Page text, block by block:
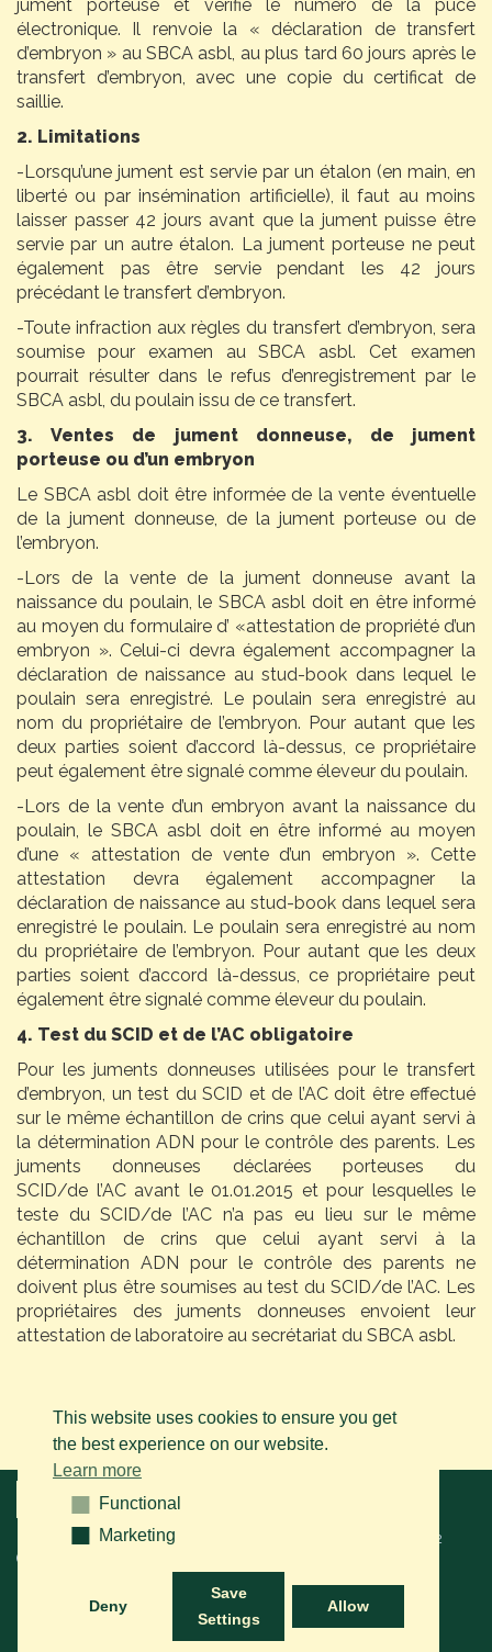
jument porteuse et vérifie le numéro de la puce
électronique. Il renvoie la « déclaration de transfert
d’embryon » au SBCA asbl, au plus tard 60 jours après le
transfert d’embryon, avec une copie du certificat de
saillie.
2. Limitations
-Lorsqu’une jument est servie par un étalon (en main, en
liberté ou par insémination artificielle), il faut au moins
laisser passer 42 jours avant que la jument puisse être
servie par un autre étalon. La jument porteuse ne peut
également pas être servie pendant les 42 jours
précédant le transfert d’embryon.
-Toute infraction aux règles du transfert d’embryon, sera
soumise pour examen au SBCA asbl. Cet examen
pourrait résulter dans le refus d’enregistrement par le
SBCA asbl, du poulain issu de ce transfert.
3. Ventes de jument donneuse, de jument
porteuse ou d’un embryon
Le SBCA asbl doit être informée de la vente éventuelle
de la jument donneuse, de la jument porteuse ou de
l’embryon.
-Lors de la vente de la jument donneuse avant la
naissance du poulain, le SBCA asbl doit en être informé
au moyen du formulaire d’ «attestation de propriété d’un
embryon ». Celui-ci devra également accompagner la
déclaration de naissance au stud-book dans lequel le
poulain sera enregistré. Le poulain sera enregistré au
nom du propriétaire de l’embryon. Pour autant que les
deux parties soient d’accord là-dessus, ce propriétaire
peut également être signalé comme éleveur du poulain.
-Lors de la vente d’un embryon avant la naissance du
poulain, le SBCA asbl doit en être informé au moyen
d’une « attestation de vente d’un embryon ». Cette
attestation devra également accompagner la
déclaration de naissance au stud-book dans lequel sera
enregistré le poulain. Le poulain sera enregistré au nom
du propriétaire de l’embryon. Pour autant que les deux
parties soient d’accord là-dessus, ce propriétaire peut
également être signalé comme éleveur du poulain.
4. Test du SCID et de l’AC obligatoire
Pour les juments donneuses utilisées pour le transfert
d’embryon, un test du SCID et de l’AC doit être effectué
sur le même échantillon de crins que celui ayant servi à
la détermination ADN pour le contrôle des parents. Les
juments donneuses déclarées porteuses du
SCID/de l’AC avant le 01.01.2015 et pour lesquelles le
teste du SCID/de l’AC n’a pas eu lieu sur le même
échantillon de crins que celui ayant servi à la
détermination ADN pour le contrôle des parents ne
doivent plus être soumises au test du SCID/de l’AC. Les
propriétaires des juments donneuses envoient leur
attestation de laboratoire au secrétariat du SBCA asbl.
Menu
© 2026 BAPS vzw. Tous droits réservés. Contactez-nous sur le
+32
(0)14 61 76 09
This website uses cookies to ensure you get
the best experience on our website.
Learn more
Functional
Functional
MarketingMarketing
Deny
Save
Settings
Allow